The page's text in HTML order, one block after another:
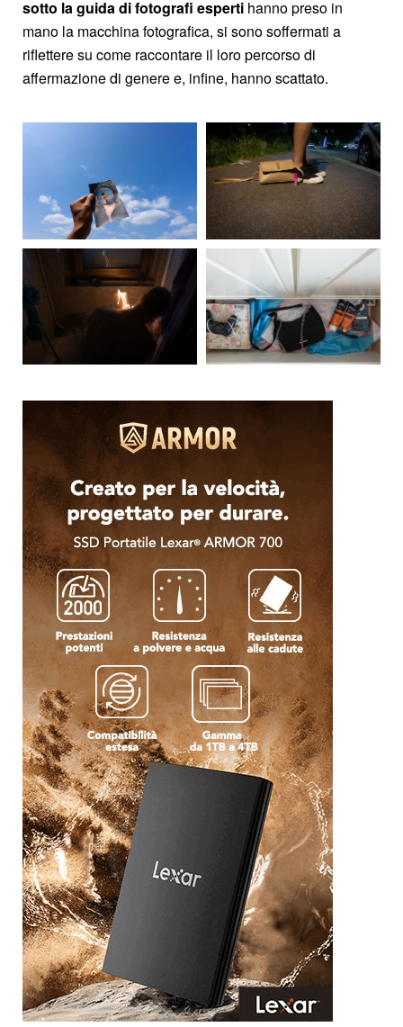
sotto la guida di fotografi esperti hanno preso in
mano la macchina fotografica, si sono soffermati a
riflettere su come raccontare il loro percorso di
affermazione di genere e, infine, hanno scattato.